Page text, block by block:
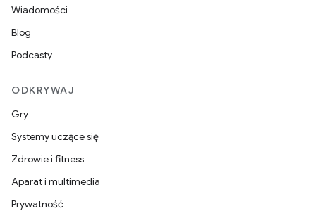
Wiadomości
Blog
Podcasty
ODKRYWAJ
Gry
Systemy uczące się
Zdrowie i fitness
Aparat i multimedia
Prywatność